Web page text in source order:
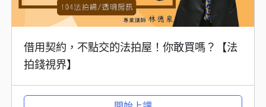
借用契約，不點交的法拍屋！你敢買嗎？【法
拍錢視界】